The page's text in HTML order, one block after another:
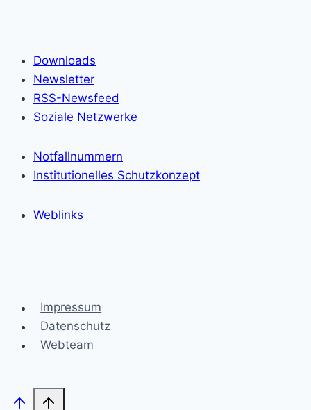
Downloads
Newsletter
RSS-Newsfeed
Soziale Netzwerke
Notfallnummern
Institutionelles Schutzkonzept
Weblinks
Impressum
Datenschutz
Webteam